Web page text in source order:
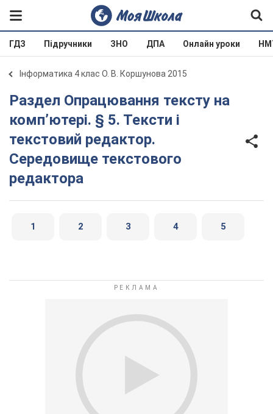
ГДЗ Підручники ЗНО ДПА Онлайн уроки
Інформатика 4 клас О. В. Коршунова 2015
Раздел Опрацювання тексту на
комп’ютері. § 5. Тексти і
текстовий редактор.
Середовище текстового
редактора
1 2 3 4 5